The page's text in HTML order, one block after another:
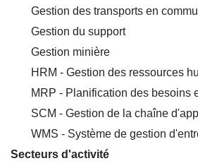
Gestion des transports en
Gestion du support
Gestion minière
HRM - Gestion des ressources
MRP - Planification des besoins
SCM - Gestion de la chaîne
WMS - Système de gestion
Secteurs d'activité